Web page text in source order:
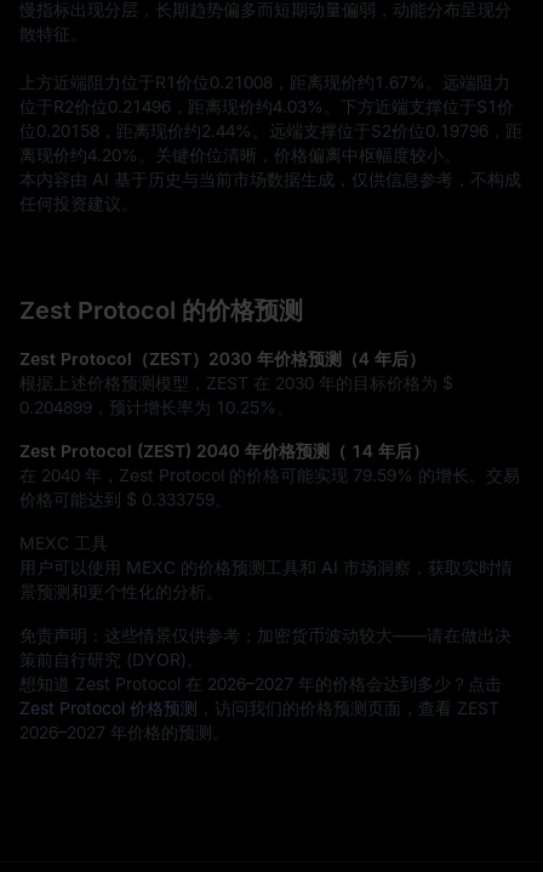
慢指标出现分层，长期趋势偏多而短期动量偏弱，动能分布呈现分
散特征。
上方近端阻力位于R1价位0.21008，距离现价约1.67%。远端阻力
位于R2价位0.21496，距离现价约4.03%。下方近端支撑位于S1价
位0.20158，距离现价约2.44%。远端支撑位于S2价位0.19796，距
离现价约4.20%。关键价位清晰，价格偏离中枢幅度较小。
本内容由 AI 基于历史与当前市场数据生成，仅供信息参考，不构成
任何投资建议。
Zest Protocol 的价格预测
Zest Protocol（ZEST）2030 年价格预测（4 年后）
根据上述价格预测模型，ZEST 在 2030 年的目标价格为 $
0.204899 ，预计增长率为 10.25%
Zest Protocol (ZEST) 2040 年价格预测（ 14 年后）
在 2040 年，Zest Protocol 的价格可能实现 79.59% 的增长。交易
价格可能达到 $ 0.333759
MEXC 工具
用户可以使用 MEXC 的价格预测工具和 AI 市场洞察，获取实时情
景预测和更个性化的分析。
免责声明：这些情景仅供参考；加密货币波动较大——请在做出决
策前自行研究 (DYOR)。
想知道 Zest Protocol 在 2026–2027 年的价格会达到多少？点击
Zest Protocol 价格预测 ，访问我们的价格预测页面，查看 ZEST
2026–2027 年价格的预测。